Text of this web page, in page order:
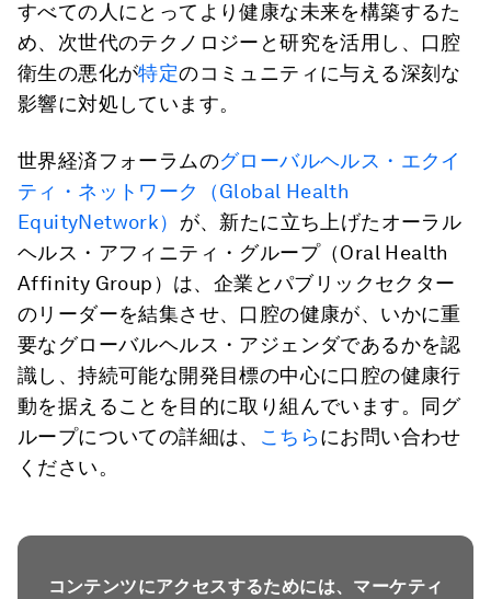
すべての人にとってより健康な未来を構築するた
め、次世代のテクノロジーと研究を活用し、口腔
衛生の悪化が特定のコミュニティに与える深刻な
影響に対処しています。
世界経済フォーラムのグローバルヘルス・エクイ
ティ・ネットワーク（Global Health
EquityNetwork） が、新たに立ち上げたオーラル
ヘルス・アフィニティ・グループ（Oral Health
Affinity Group）は、企業とパブリックセクター
のリーダーを結集させ、口腔の健康が、いかに重
要なグローバルヘルス・アジェンダであるかを認
識し、持続可能な開発目標の中心に口腔の健康行
動を据えることを目的に取り組んでいます。同グ
ループについての詳細は、
こちらにお問い合わせ
ください。
コンテンツにアクセスするためには、マーケティ